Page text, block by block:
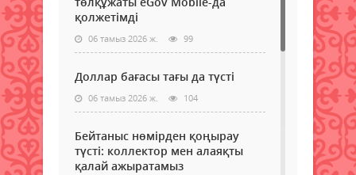
қолжетімді
06 тамыз 2026 ж. 99
Доллар бағасы тағы да түсті
06 тамыз 2026 ж. 104
Бейтаныс нөмірден қоңырау
түсті: коллектор мен алаяқты
қалай ажыратамыз